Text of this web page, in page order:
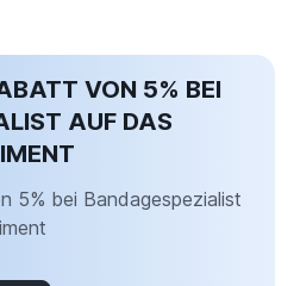
VON 5% BEI
AUF DAS
5% bei Bandagespezialist